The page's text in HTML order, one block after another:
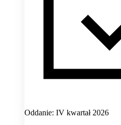
Oddanie: IV kwartał 2026